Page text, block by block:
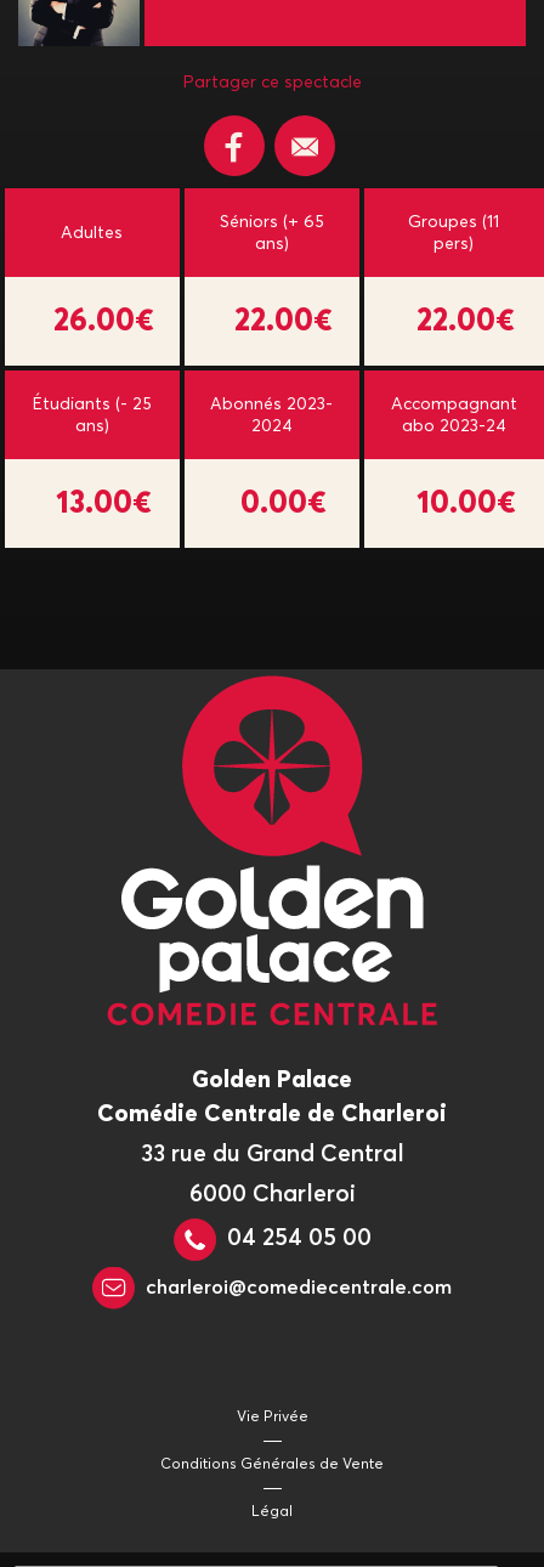
Partager ce spectacle
Adultes
26.00€
Séniors (+ 65
ans)
22.00€
Groupes (11
pers)
22.00€
Étudiants (- 25
ans)
13.00€
Abonnés 2023-
2024
0.00€
Accompagnant
abo 2023-24
10.00€
Golden Palace
Comédie Centrale de Charleroi
33 rue du Grand Central
6000 Charleroi
04 254 05 00
charleroi@comediecentrale.com
Vie Privée
Conditions Générales de Vente
Légal